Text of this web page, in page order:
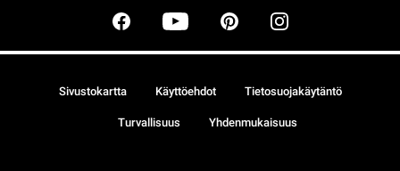
Sivustokartta Käyttöehdot Tietosuojakäytäntö
Turvallisuus Yhdenmukaisuus